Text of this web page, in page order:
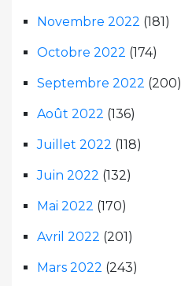
Novembre 2022 (181)
Octobre 2022 (174)
Septembre 2022 (200)
Août 2022 (136)
Juillet 2022 (118)
Juin 2022 (132)
Mai 2022 (170)
Avril 2022 (201)
Mars 2022 (243)